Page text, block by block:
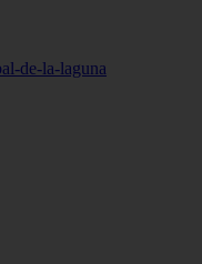
de-la-laguna